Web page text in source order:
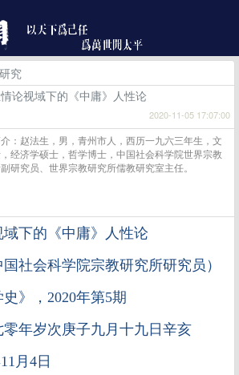
究
论视域下的《中庸》人性论
2020-11-05 17:07:00
：赵法生，男，青州市人，西历一九六三年生，文
经济学硕士，哲学博士，中国社会科学院世界宗教
研究员、世界宗教研究所儒教研究室主任。
下的《中庸》人性论
社会科学院宗教研究所研究员）
》，2020年第5期
年岁次庚子九月十九日辛亥
月4日